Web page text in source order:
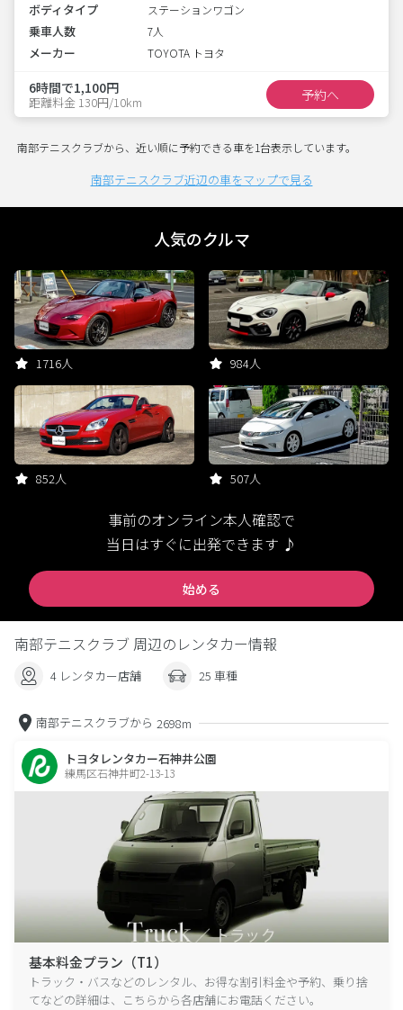
ボディタイプ ステーションワゴン
乗車人数 7人
メーカー TOYOTA トヨタ
6時間で1,100円
距離料金 130円/10km 予約へ
南部テニスクラブから、近い順に予約できる車を1台表示しています。
南部テニスクラブ近辺の車をマップで見る
人気のクルマ
1716人 984人
852人 507人
事前のオンライン本人確認で
当日はすぐに出発できます ♪
始める
南部テニスクラブ 周辺のレンタカー情報
4 レンタカー店舗 25 車種
南部テニスクラブから 2698m
トヨタレンタカー石神井公園
練馬区石神井町2-13-13
基本料金プラン（T1）
トラック・バスなどのレンタル、お得な割引料金や予約、乗り捨
てなどの詳細は、こちらから各店舗にお電話ください。